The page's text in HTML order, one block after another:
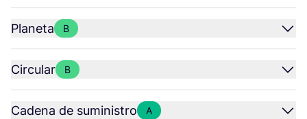
Planeta B
Circular B
Cadena de suministro A